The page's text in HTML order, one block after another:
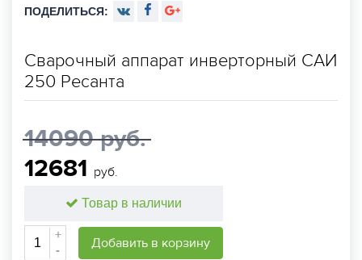
ПОДЕЛИТЬСЯ:
Сварочный аппарат инверторный САИ
250 Ресанта
14090 руб.
12681 руб.
Товар в наличии
+
-
Добавить в корзину